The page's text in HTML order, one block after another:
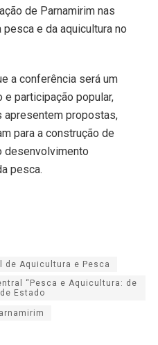
de Parnamirim nas
e da aquicultura no
a conferência será um
participação popular,
propostas,
para a construção de
desenvolvimento
pesca.
de Aquicultura e Pesca
“Pesca e Aquicultura: de
Estado